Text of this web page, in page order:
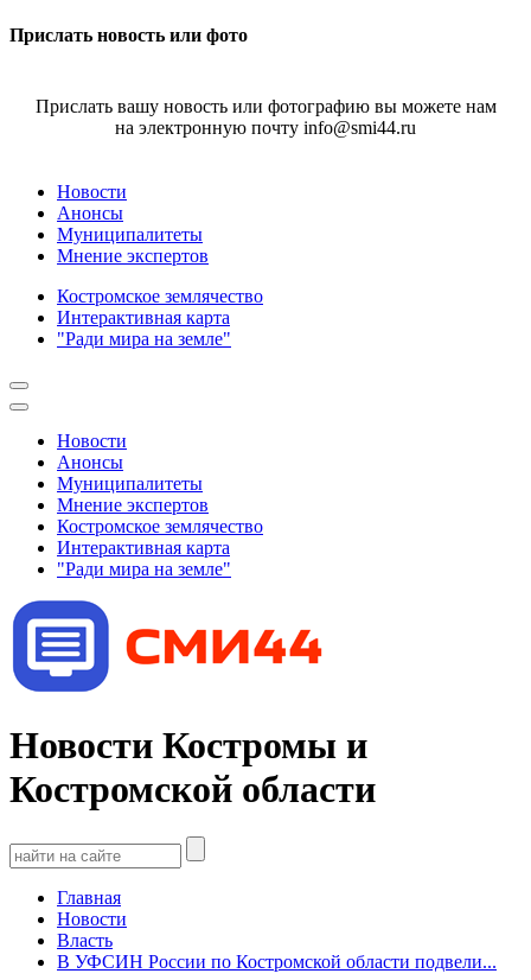
Прислать новость или фото
Прислать вашу новость или фотографию вы можете нам
на электронную почту info@smi44.ru
Новости
Анонсы
Муниципалитеты
Мнение экспертов
Костромское землячество
Интерактивная карта
"Ради мира на земле"
Новости
Анонсы
Муниципалитеты
Мнение экспертов
Костромское землячество
Интерактивная карта
"Ради мира на земле"
Новости Костромы и
Костромской области
Главная
Новости
Власть
В УФСИН России по Костромской области подвели...